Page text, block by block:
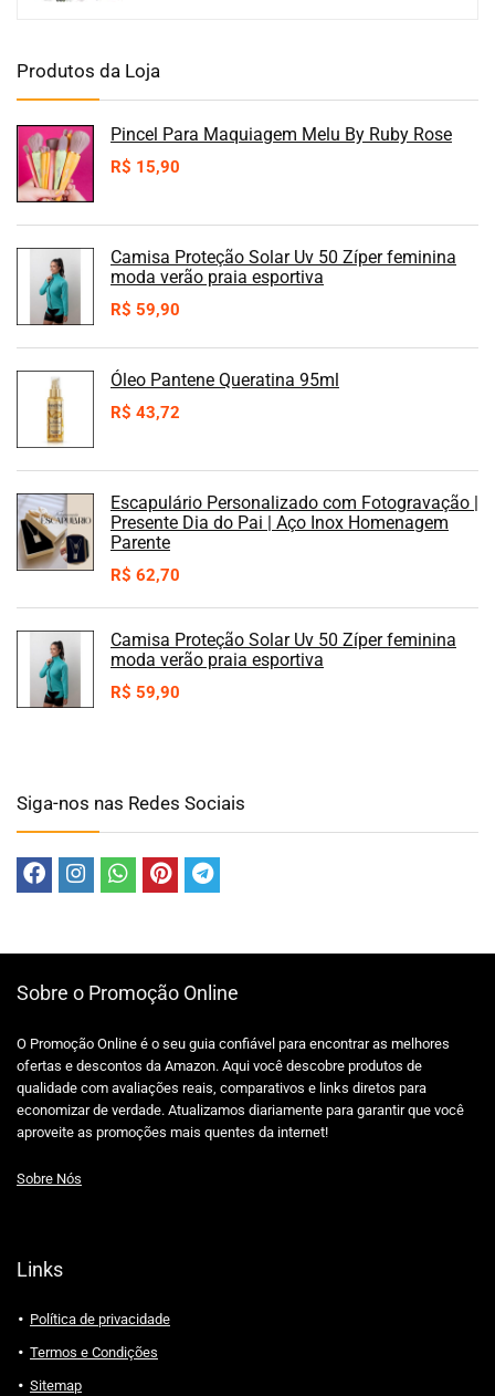
Produtos da Loja
Pincel Para Maquiagem Melu By Ruby Rose
R$ 15,90
Camisa Proteção Solar Uv 50 Zíper feminina
moda verão praia esportiva
R$ 59,90
Óleo Pantene Queratina 95ml
R$ 43,72
Escapulário Personalizado com Fotogravação |
Presente Dia do Pai | Aço Inox Homenagem
Parente
R$ 62,70
Camisa Proteção Solar Uv 50 Zíper feminina
moda verão praia esportiva
R$ 59,90
Siga-nos nas Redes Sociais
Sobre o Promoção Online
O Promoção Online é o seu guia confiável para encontrar as melhores
ofertas e descontos da Amazon. Aqui você descobre produtos de
qualidade com avaliações reais, comparativos e links diretos para
economizar de verdade. Atualizamos diariamente para garantir que você
aproveite as promoções mais quentes da internet!
Sobre Nós
Links
Política de privacidade
Termos e Condições
Sitemap